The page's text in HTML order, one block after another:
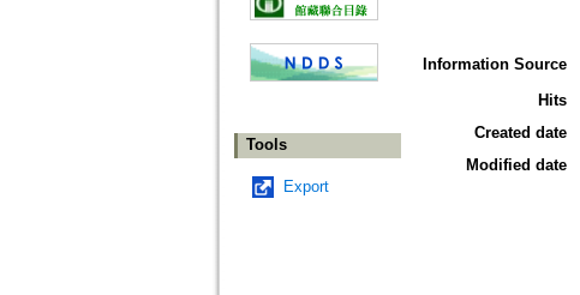
Tools
Export
Information Source
Hits
Created date
Modified date